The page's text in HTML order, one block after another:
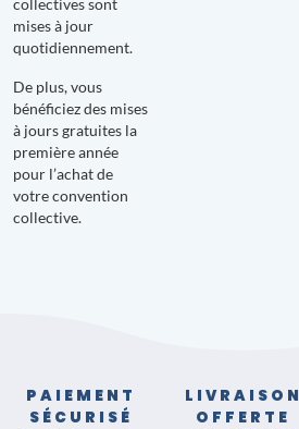
collectives sont
mises à jour
quotidiennement.
De plus, vous
bénéficiez des mises
à jours gratuites la
première année
pour l’achat de
votre convention
collective.
PAIEMENT
SÉCURISÉ
LIVRAISON
OFFERTE